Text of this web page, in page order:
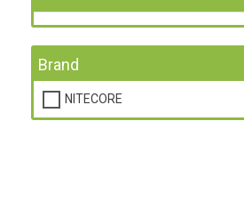
Brand
NITECORE